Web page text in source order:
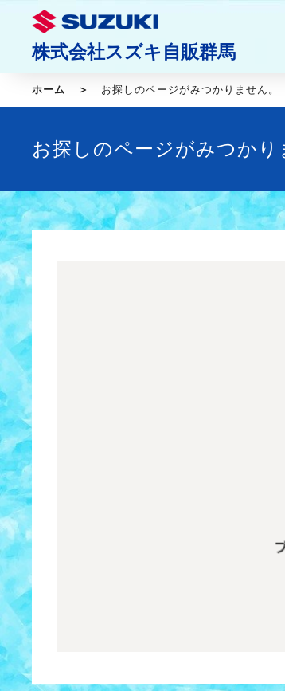
株式会社スズキ自販群馬
ホーム お探しのページがみつかりません。
お探しのページがみつかり